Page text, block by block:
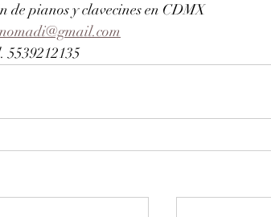
de pianos y clavecines en CDMX
5539212135